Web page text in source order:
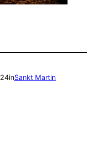
inSankt Martin